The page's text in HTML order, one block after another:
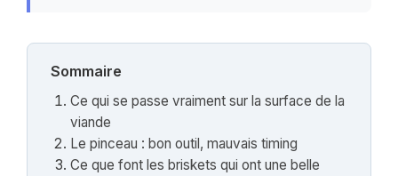
Sommaire
Ce qui se passe vraiment sur la surface de la
viande
Le pinceau : bon outil, mauvais timing
Ce que font les briskets qui ont une belle